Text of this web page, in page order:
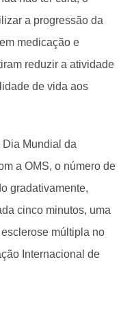
a progressão da
medicação e
reduzir a atividade
de vida aos
Dia Mundial da
a OMS, o número de
gradativamente,
cinco minutos, uma
múltipla no
Internacional de